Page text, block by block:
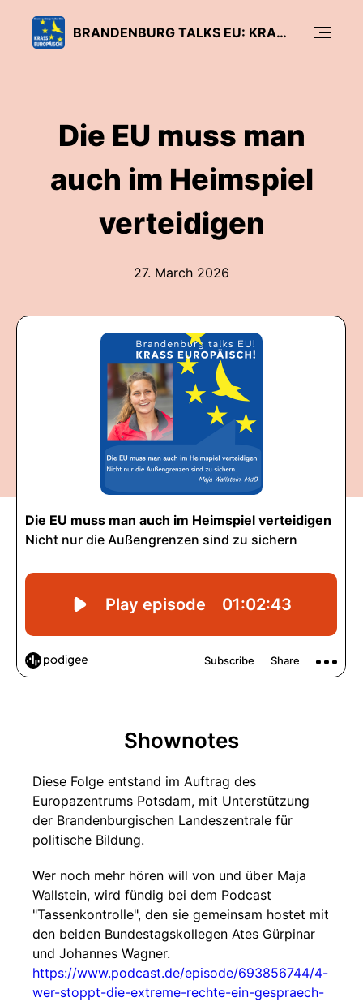
BRANDENBURG TALKS EU: KRASS EUROPÄISCH
Die EU muss man
auch im Heimspiel
verteidigen
27. March 2026
Shownotes
Diese Folge entstand im Auftrag des
Europazentrums Potsdam, mit Unterstützung
der Brandenburgischen Landeszentrale für
politische Bildung.
Wer noch mehr hören will von und über Maja
Wallstein, wird fündig bei dem Podcast
"Tassenkontrolle", den sie gemeinsam hostet mit
den beiden Bundestagskollegen Ates Gürpinar
und Johannes Wagner.
https://www.podcast.de/episode/693856744/4-
wer-stoppt-die-extreme-rechte-ein-gespraech-